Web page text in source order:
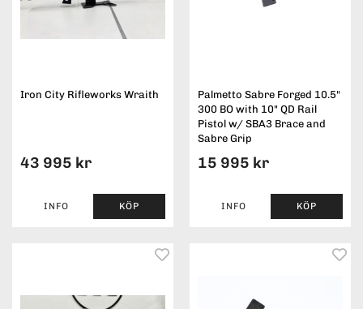
Iron City Rifleworks Wraith
43 995 kr
INFO KÖP
Palmetto Sabre Forged 10.5"
300 BO with 10" QD Rail
Pistol w/ SBA3 Brace and
Sabre Grip
15 995 kr
INFO KÖP